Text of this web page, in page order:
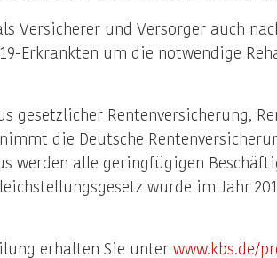
Versicherer und Versorger auch
Erkrankten um die notwendige
Rentenversicherung,
die Deutsche
werden alle geringfügigen
wurde im Jahr
erhalten Sie unter www.kbs.de/